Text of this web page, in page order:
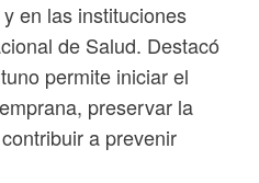
en las instituciones
de Salud. Destacó
permite iniciar el
preservar la
a prevenir